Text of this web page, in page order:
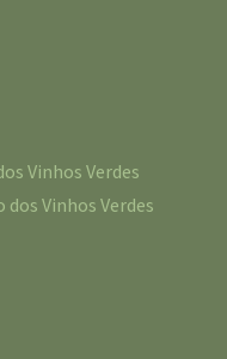
Vinhos Verdes
dos Vinhos Verdes